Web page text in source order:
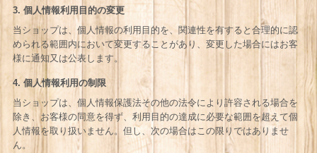
3. 個人情報利用目的の変更
当ショップは、個人情報の利用目的を、関連性を有すると合理的に認
められる範囲内において変更することがあり、変更した場合にはお客
様に通知又は公表します。
4. 個人情報利用の制限
当ショップは、個人情報保護法その他の法令により許容される場合を
除き、お客様の同意を得ず、利用目的の達成に必要な範囲を超えて個
人情報を取り扱いません。但し、次の場合はこの限りではありませ
ん。